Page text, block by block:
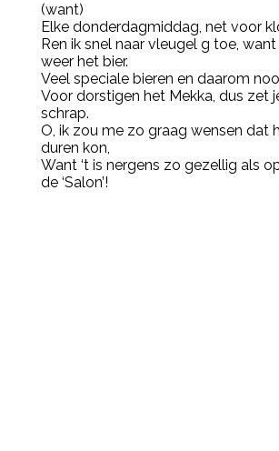
(want)
Elke donderdagmiddag, net voor
Ren ik snel naar vleugel g toe, want
weer het bier.
Veel speciale bieren en daarom
Voor dorstigen het Mekka, dus zet
schrap.
O, ik zou me zo graag wensen dat
duren kon,
Want ‘t is nergens zo gezellig als
de ‘Salon’!